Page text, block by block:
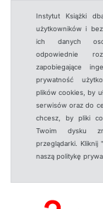
Instytut Książki
użytkowników i
ich danych
odpowiednie
zapobiegające
prywatność
plików cookies, by
serwisów oraz do
chcesz, by pliki
Twoim dysku
przeglądarki. Kliknij
naszą politykę